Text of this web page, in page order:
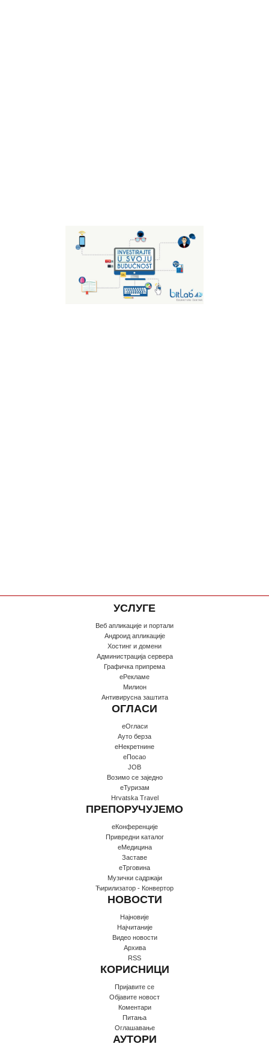
УСЛУГЕ
Веб апликације и портали
Андроид апликације
Хостинг и домени
Администрација сервера
Графичка припрема
еРекламе
Милион
Антивирусна заштита
ОГЛАСИ
еОгласи
Ауто берза
еНекретнине
еПосао
JOB
Возимо се заједно
еТуризам
Hrvatska Travel
ПРЕПОРУЧУЈЕМО
еКонференције
Привредни каталог
еМедицина
Заставе
еТрговина
Музички садржаји
Ћирилизатор - Конвертор
НОВОСТИ
Најновије
Најчитаније
Видео новости
Архива
RSS
КОРИСНИЦИ
Пријавите се
Oбјавите новост
Коментари
Питања
Оглашавање
АУТОРИ